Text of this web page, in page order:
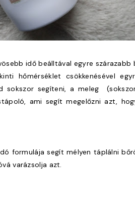
idő beálltával egyre szárazabb
hőmérséklet csökkenésével
sokszor segíteni, a meleg
ami segít megelőzni azt,
formulája segít mélyen táplálni
varázsolja azt.